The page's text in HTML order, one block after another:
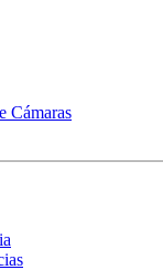
Cámaras